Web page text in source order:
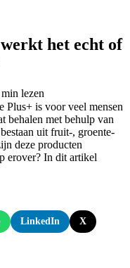
het echt of
lezen
Plus+ is voor veel mensen
behalen met behulp van
uit fruit-, groente-
deze producten
erover? In dit artikel
LinkedIn X